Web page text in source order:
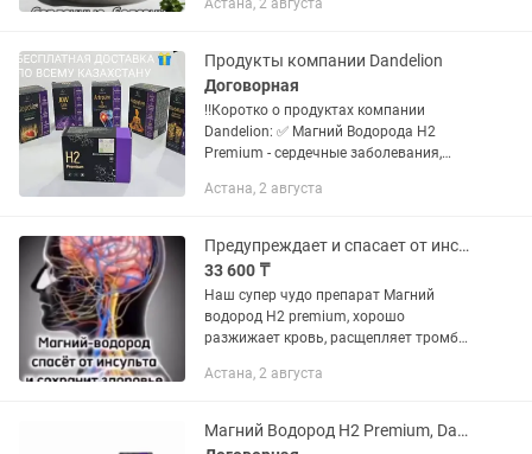
Водород под названием Н2 Премиум.
поколения,...
Астана, 2 августа
Продукты компании Dandelion
Договорная
‼️Коротко о продуктах компании
Dandelion: ✅ Магний Водорода H2
Premium - сердечные заболевания,
камни в почках, раздражительность,
Астана, 2 августа
Предупреждает и спасает от инсультов и инфарктов
33 600 ₸
Наш супер чудо препарат Магний
водород H2 premium, хорошо
разжижает кровь, расщепляет тромбы,
нормализует артериальное давление
как в...
Астана, 2 августа
Магний Водород Н2 Premium, Dandelion, Оригинал, 30капс.